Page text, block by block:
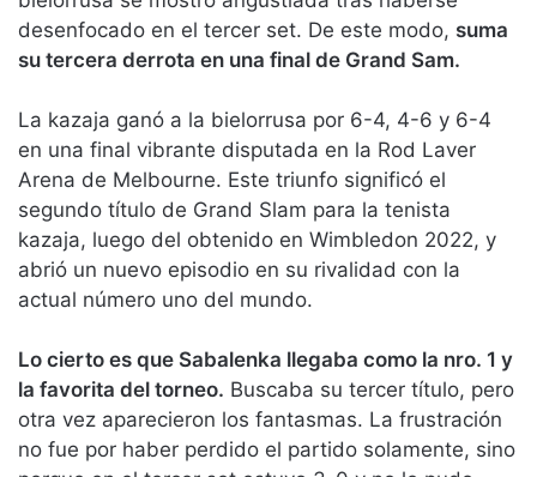
desenfocado en el tercer set. De este modo, suma
su tercera derrota en una final de Grand Sam.
La kazaja ganó a la bielorrusa por 6-4, 4-6 y 6-4
en una final vibrante disputada en la Rod Laver
Arena de Melbourne. Este triunfo significó el
segundo título de Grand Slam para la tenista
kazaja, luego del obtenido en Wimbledon 2022, y
abrió un nuevo episodio en su rivalidad con la
actual número uno del mundo.
Lo cierto es que Sabalenka llegaba como la nro. 1 y
la favorita del torneo. Buscaba su tercer título, pero
otra vez aparecieron los fantasmas. La frustración
no fue por haber perdido el partido solamente, sino